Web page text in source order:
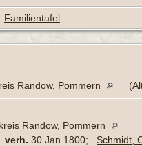
Familientafel
Randow, Pommern
Randow, Pommern
verh. 30 Jan 1800; Schmidt,